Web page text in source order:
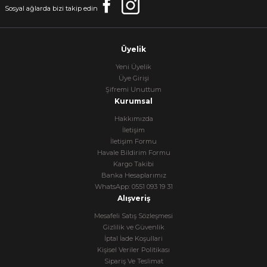
Sosyal ağlarda bizi takip edin
Üyelik
Yeni Üyelik
Üye Girişi
Şifremi Unuttum
Kurumsal
Hakkımızda
İletişim
İletişim Formu
Havale Bildirim Formu
Kargo Takibi
Banka Hesaplarımız
WhatsApp: 0551 093 19 31
Alışveriş
Mesafeli Satış Sözleşmesi
Gizlilik ve Güvenlik
İptal İade Koşullari
Kişisel Veriler Politikası
Sipariş Ve Teslimat